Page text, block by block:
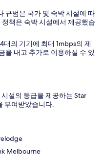
규범은 국가 및 숙박 시설에 따
책은 숙박 시설에서 제공했습
대의 기기에 최대 1mbps의 제
을 내고 추가로 이용하실 수 있
설의 등급을 제공하는 Star
부여받았습니다.
Melbourne